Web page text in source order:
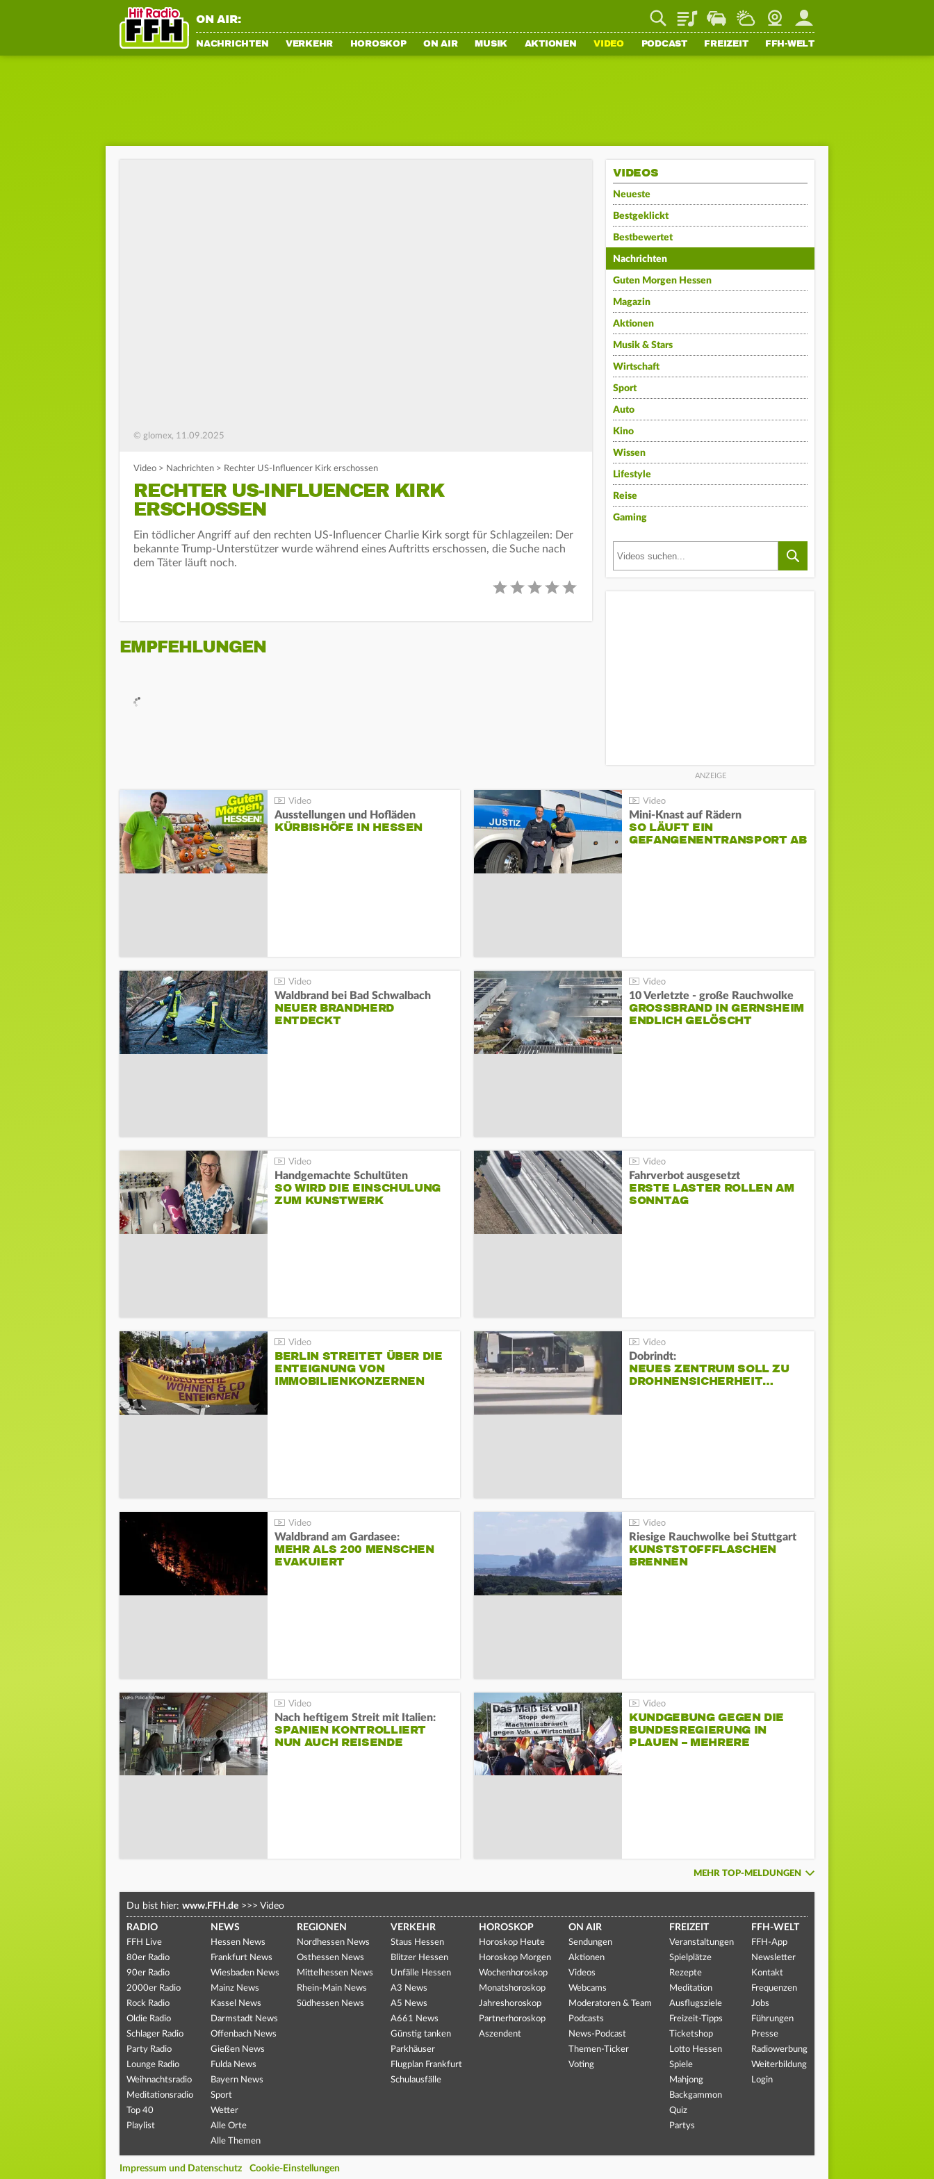
ON AIR: PlaylistStaupilotWetterWebcamMein FFH
NACHRICHTEN VERKEHR HOROSKOP ON AIR MUSIK AKTIONEN VIDEO PODCAST FREIZEIT FFH-WELT
© glomex, 11.09.2025
Video > Nachrichten > Rechter US-Influencer Kirk erschossen
RECHTER US-INFLUENCER KIRK
ERSCHOSSEN
Ein tödlicher Angriff auf den rechten US-Influencer Charlie Kirk sorgt für Schlagzeilen: Der
bekannte Trump-Unterstützer wurde während eines Auftritts erschossen, die Suche nach
dem Täter läuft noch.
EMPFEHLUNGEN
VIDEOS
Neueste
Bestgeklickt
Bestbewertet
Nachrichten
Guten Morgen Hessen
Magazin
Aktionen
Musik & Stars
Wirtschaft
Sport
Auto
Kino
Wissen
Lifestyle
Reise
Gaming
Ausstellungen und Hofläden
KÜRBISHÖFE IN HESSEN
Mini-Knast auf Rädern
SO LÄUFT EIN
GEFANGENENTRANSPORT AB
Waldbrand bei Bad Schwalbach
NEUER BRANDHERD
ENTDECKT
10 Verletzte - große Rauchwolke
GROSSBRAND IN GERNSHEIM E
NDLICH GELÖSCHT
Handgemachte Schultüten
SO WIRD DIE EINSCHULUNG
ZUM KUNSTWERK
Fahrverbot ausgesetzt
ERSTE LASTER ROLLEN AM
SONNTAG
BERLIN STREITET ÜBER DIE
ENTEIGNUNG VON
IMMOBILIENKONZERNEN
Dobrindt:
NEUES ZENTRUM SOLL ZU
DROHNENSICHERHEIT…
Waldbrand am Gardasee:
MEHR ALS 200 MENSCHEN
EVAKUIERT
Riesige Rauchwolke bei Stuttgart
KUNSTSTOFFFLASCHEN
BRENNEN
Nach heftigem Streit mit Italien:
SPANIEN KONTROLLIERT
NUN AUCH REISENDE
KUNDGEBUNG GEGEN DIE
BUNDESREGIERUNG IN
PLAUEN – MEHRERE
MEHR TOP-MELDUNGEN
Du bist hier: www.FFH.de >>> Video
RADIO
FFH Live
80er Radio
90er Radio
2000er Radio
Rock Radio
Oldie Radio
Schlager Radio
Party Radio
Lounge Radio
Weihnachtsradio
Meditationsradio
Top 40
Playlist
NEWS
Hessen News
Frankfurt News
Wiesbaden News
Mainz News
Kassel News
Darmstadt News
Offenbach News
Gießen News
Fulda News
Bayern News
Sport
Wetter
Alle Orte
Alle Themen
REGIONEN
Nordhessen News
Osthessen News
Mittelhessen News
Rhein-Main News
Südhessen News
VERKEHR
Staus Hessen
Blitzer Hessen
Unfälle Hessen
A3 News
A5 News
A661 News
Günstig tanken
Parkhäuser
Flugplan Frankfurt
Schulausfälle
HOROSKOP
Horoskop Heute
Horoskop Morgen
Wochenhoroskop
Monatshoroskop
Jahreshoroskop
Partnerhoroskop
Aszendent
ON AIR
Sendungen
Aktionen
Videos
Webcams
Moderatoren & Team
Podcasts
News-Podcast
Themen-Ticker
Voting
FREIZEIT
Veranstaltungen
Spielplätze
Rezepte
Meditation
Ausflugsziele
Freizeit-Tipps
Ticketshop
Lotto Hessen
Spiele
Mahjong
Backgammon
Quiz
Partys
FFH-WELT
FFH-App
Newsletter
Kontakt
Frequenzen
Jobs
Führungen
Presse
Radiowerbung
Weiterbildung
Login
Impressum und Datenschutz Cookie-Einstellungen